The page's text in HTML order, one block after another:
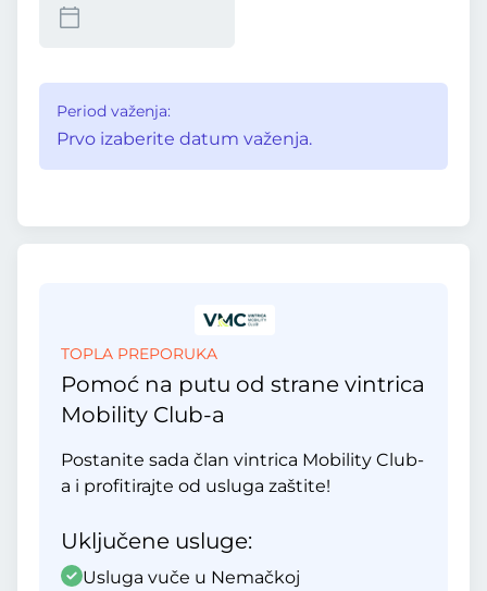
Period važenja:
Prvo izaberite datum važenja.
TOPLA PREPORUKA
Pomoć na putu od strane vintrica
Mobility Club-a
Postanite sada član vintrica Mobility Club-
a i profitirajte od usluga zaštite!
Uključene usluge:
Usluga vuče u Nemačkoj